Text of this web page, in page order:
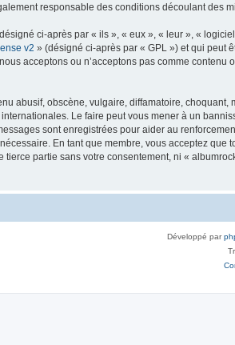
responsable des conditions découlant des
ci-après par « ils », « eux », « leur », «
v2 » (désigné ci-après par « GPL ») et qui peut
acceptons ou n’acceptons pas comme
abusif, obscène, vulgaire, diffamatoire,
Le faire peut vous mener à un
sont enregistrées pour aider au
En tant que membre, vous acceptez
partie sans votre consentement, ni «
Développé par